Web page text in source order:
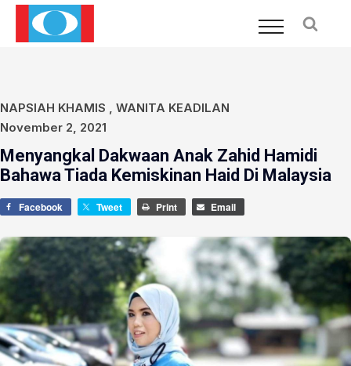
NAPSIAH KHAMIS , WANITA KEADILAN
November 2, 2021
Menyangkal Dakwaan Anak Zahid Hamidi
Bahawa Tiada Kemiskinan Haid Di Malaysia
Facebook Tweet Print Email